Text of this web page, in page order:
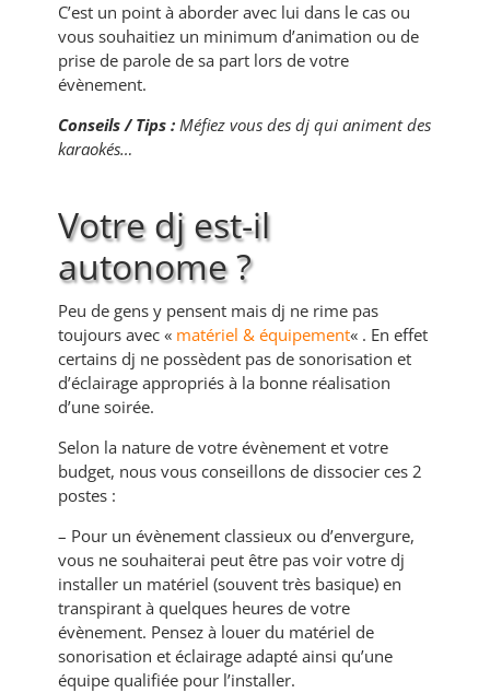
C’est un point à aborder avec lui dans le cas ou
vous souhaitiez un minimum d’animation ou de
prise de parole de sa part lors de votre
évènement.
Conseils / Tips :Méfiez vous des dj qui animent des
karaokés…
Votre dj est-il
autonome ?
Peu de gens y pensent mais dj ne rime pas
toujours avec « matériel & équipement« . En effet
certains dj ne possèdent pas de sonorisation et
d’éclairage appropriés à la bonne réalisation
d’une soirée.
Selon la nature de votre évènement et votre
budget, nous vous conseillons de dissocier ces 2
postes :
– Pour un évènement classieux ou d’envergure,
vous ne souhaiterai peut être pas voir votre dj
installer un matériel (souvent très basique) en
transpirant à quelques heures de votre
évènement. Pensez à louer du matériel de
sonorisation et éclairage adapté ainsi qu’une
équipe qualifiée pour l’installer.